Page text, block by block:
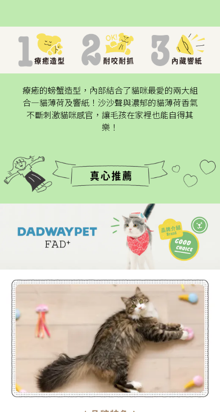
療癒的螃蟹造型，內部結合了貓咪最愛的兩大組
合—貓薄荷及響紙！沙沙聲與濃郁的貓薄荷香氣
不斷刺激貓咪感官，讓毛孩在家裡也能自得其
樂！